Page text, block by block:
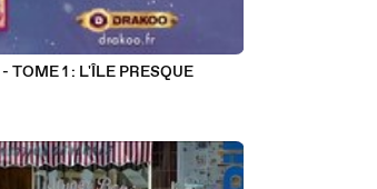
TOME 1 : L'ÎLE PRESQUE